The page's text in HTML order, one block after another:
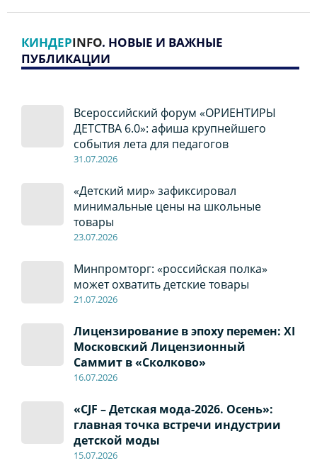
КИНДЕРINFO. НОВЫЕ И ВАЖНЫЕ
ПУБЛИКАЦИИ
Всероссийский форум «ОРИЕНТИРЫ
ДЕТСТВА 6.0»: афиша крупнейшего
события лета для педагогов
31.07.2026
«Детский мир» зафиксировал
минимальные цены на школьные
товары
23.07.2026
Минпромторг: «российская полка»
может охватить детские товары
21.07.2026
Лицензирование в эпоху перемен: XI
Московский Лицензионный
Саммит в «Сколково»
16.07.2026
«CJF – Детская мода-2026. Осень»:
главная точка встречи индустрии
детской моды
15.07.2026